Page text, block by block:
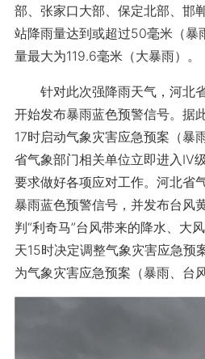
部、张家口大部、保定北部、邯
站降雨量达到或超过50毫米（暴
量最大为119.6毫米（大暴雨）。
针对此次强降雨天气，河北
开始发布暴雨蓝色预警信号。据
17时启动气象灾害应急预案（暴
省气象部门相关单位立即进入Ⅳ
要求做好各项应对工作。河北省
暴雨蓝色预警信号，并发布台风
判“利奇马”台风带来的降水、大
天15时决定调整气象灾害应急
为气象灾害应急预案（暴雨、台